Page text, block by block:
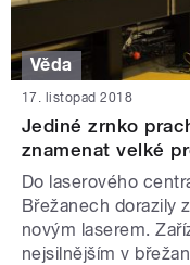
Věda
17. listopad 2018
Jediné zrnko
znamenat velké
Do laserového
Břežanech dorazily
novým laserem.
nejsilnějším v